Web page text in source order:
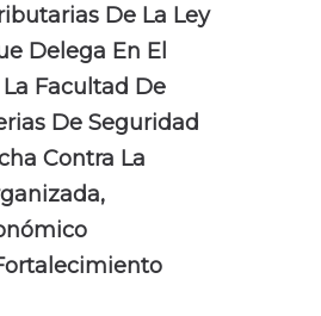
De La Ley
Delega En El
Facultad De
De Seguridad
Contra La